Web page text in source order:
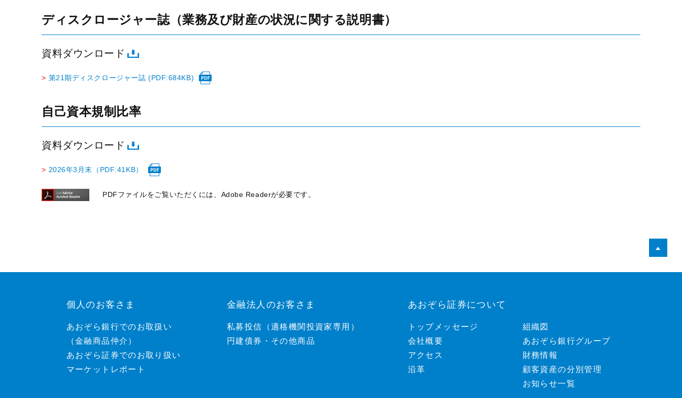
ディスクロージャー誌（業務及び財産の状況に関する説明書）
資料ダウンロード
> 第21期ディスクロージャー誌 (PDF:684KB)
自己資本規制比率
資料ダウンロード
> 2026年3月末（PDF:41KB）
PDFファイルをご覧いただくには、Adobe Readerが必要です。
個人のお客さま
あおぞら銀行でのお取扱い
（金融商品仲介）
あおぞら証券でのお取り扱い
マーケットレポート
金融法人のお客さま
私募投信（適格機関投資家専用）
円建債券・その他商品
あおぞら証券について
トップメッセージ
会社概要
アクセス
沿革
組織図
あおぞら銀行グループ
財務情報
顧客資産の分別管理
お知らせ一覧